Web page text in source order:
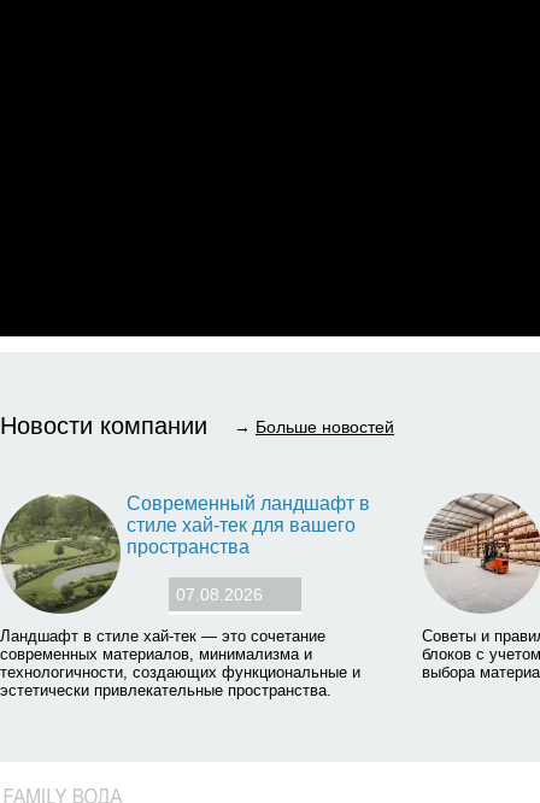
Новости компании → Больше новостей
Современный ландшафт в
стиле хай-тек для вашего
пространства
07.08.2026
Ландшафт в стиле хай-тек — это сочетание
современных материалов, минимализма и
технологичности, создающих функциональные и
эстетически привлекательные пространства.
Советы и
блоков с
выбора